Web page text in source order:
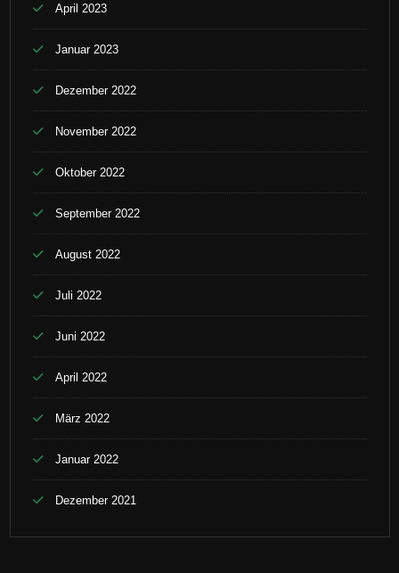
April 2023
Januar 2023
Dezember 2022
November 2022
Oktober 2022
September 2022
August 2022
Juli 2022
Juni 2022
April 2022
März 2022
Januar 2022
Dezember 2021